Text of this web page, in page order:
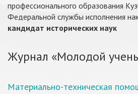
профессионального образования
Федеральной службы исполнения
кандидат исторических наук
Журнал «Молодой
Материально-техническая